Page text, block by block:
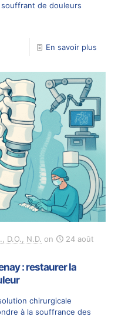
de douleurs
En savoir plus
D.O., N.D. on
24 août
: restaurer la
chirurgicale
à la souffrance des